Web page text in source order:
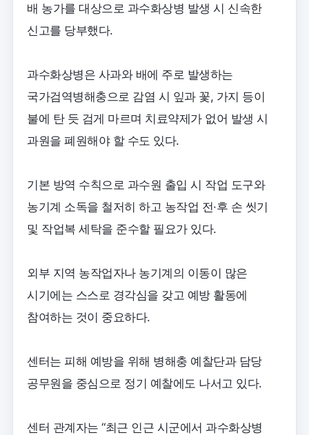
배 농가를 대상으로 과수화상병 발생 시 신속한
신고를 당부했다.
과수화상병은 사과와 배에 주로 발생하는
국가검역병해충으로 감염 시 잎과 꽃, 가지 등이
불에 탄 듯 검게 마르며 치료약제가 없어 발생 시
과원을 폐원해야 할 수도 있다.
기본 방역 수칙으로 과수원 출입 시 작업 도구와
농기계 소독을 철저히 하고 농작업 전·후 손 씻기
및 작업복 세탁을 준수할 필요가 있다.
외부 지역 농작업자나 농기계의 이동이 많은
시기에는 스스로 경각심을 갖고 예방 활동에
참여하는 것이 중요하다.
센터는 피해 예방을 위해 병해충 예찰단과 담당
공무원을 중심으로 정기 예찰에도 나서고 있다.
센터 관계자는 “최근 인근 시군에서 과수화상병